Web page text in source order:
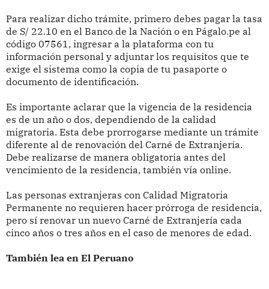
Para realizar dicho trámite, primero debes pagar la tasa
de S/ 22.10 en el Banco de la Nación o en Págalo.pe al
código 07561, ingresar a la plataforma con tu
información personal y adjuntar los requisitos que te
exige el sistema como la copia de tu pasaporte o
documento de identificación.
Es importante aclarar que la vigencia de la residencia
es de un año o dos, dependiendo de la calidad
migratoria. Esta debe prorrogarse mediante un trámite
diferente al de renovación del Carné de Extranjería.
Debe realizarse de manera obligatoria antes del
vencimiento de la residencia, también vía online.
Las personas extranjeras con Calidad Migratoria
Permanente no requieren hacer prórroga de residencia,
pero sí renovar un nuevo Carné de Extranjería cada
cinco años o tres años en el caso de menores de edad.
También lea en El Peruano